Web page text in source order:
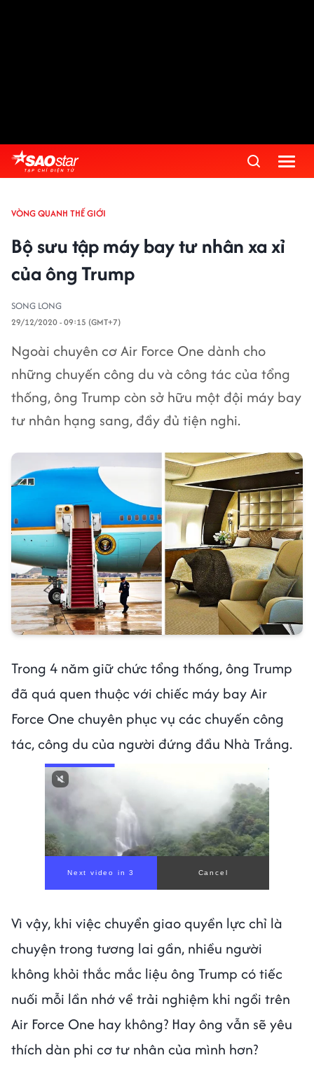
VÒNG QUANH THẾ GIỚI
Bộ sưu tập máy bay tư nhân xa xỉ
của ông Trump
SONG LONG
29/12/2020 - 09:15 (GMT+7)
Ngoài chuyên cơ Air Force One dành cho
những chuyến công du và công tác của tổng
thống, ông Trump còn sở hữu một đội máy bay
tư nhân hạng sang, đầy đủ tiện nghi.
Trong 4 năm giữ chức tổng thống, ông Trump
đã quá quen thuộc với chiếc máy bay Air
Force One chuyên phục vụ các chuyến công
tác, công du của người đứng đầu Nhà Trắng.
Next video in 1 Cancel
Vì vậy, khi việc chuyển giao quyền lực chỉ là
chuyện trong tương lai gần, nhiều người
không khỏi thắc mắc liệu ông Trump có tiếc
nuối mỗi lần nhớ về trải nghiệm khi ngồi trên
Air Force One hay không? Hay ông vẫn sẽ yêu
thích dàn phi cơ tư nhân của mình hơn?